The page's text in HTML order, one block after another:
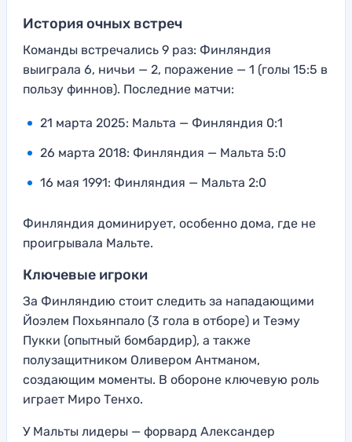
История очных встреч
Команды встречались 9 раз: Финляндия
выиграла 6, ничьи — 2, поражение — 1 (голы 15:5 в
пользу финнов). Последние матчи:
21 марта 2025: Мальта — Финляндия 0:1
26 марта 2018: Финляндия — Мальта 5:0
16 мая 1991: Финляндия — Мальта 2:0
Финляндия доминирует, особенно дома, где не
проигрывала Мальте.
Ключевые игроки
За Финляндию стоит следить за нападающими
Йоэлем Похьянпало (3 гола в отборе) и Теэму
Пукки (опытный бомбардир), а также
полузащитником Оливером Антманом,
создающим моменты. В обороне ключевую роль
играет Миро Тенхо.
У Мальты лидеры — форвард Александер